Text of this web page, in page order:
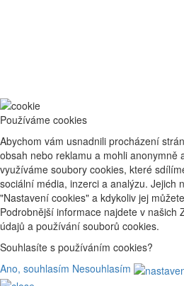
Používáme cookies
Abychom vám usnadnili procházení
obsah nebo reklamu a mohli anonymně
využíváme soubory cookies, které
sociální média, inzerci a analýzu. Jejich
"Nastavení cookies" a kdykoliv jej
Podrobnější informace najdete v našich
údajů a používání souborů cookies.
Souhlasíte s používáním cookies?
Ano, souhlasím Nesouhlasím